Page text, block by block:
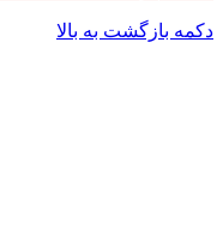
دکمه بازگشت به بالا